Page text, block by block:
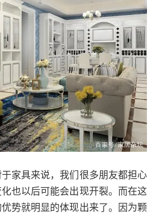
家具来说，我们很多朋友都担心
也以后可能会出现开裂。而在这
势就明显的体现出来了。因为颗